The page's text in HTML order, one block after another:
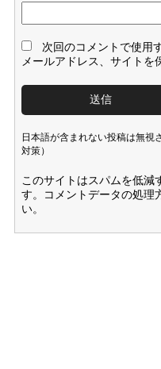
次回のコメントで使用
メールアドレス、サイトを
日本語が含まれない投稿は無視
対策）
このサイトはスパムを低減
す。
コメントデータの処理
い。